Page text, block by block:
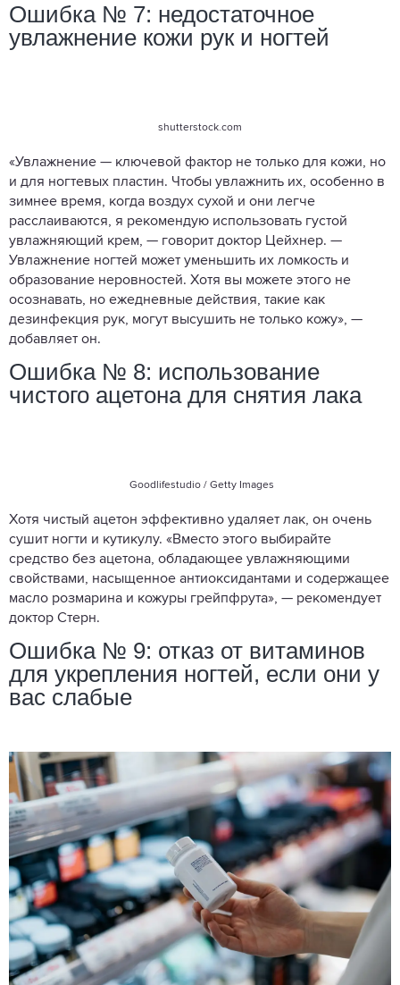
Ошибка № 7: недостаточное
увлажнение кожи рук и ногтей
shutterstock.com
«Увлажнение — ключевой фактор не только для кожи, но
и для ногтевых пластин. Чтобы увлажнить их, особенно в
зимнее время, когда воздух сухой и они легче
расслаиваются, я рекомендую использовать густой
увлажняющий крем, — говорит доктор Цейхнер. —
Увлажнение ногтей может уменьшить их ломкость и
образование неровностей. Хотя вы можете этого не
осознавать, но ежедневные действия, такие как
дезинфекция рук, могут высушить не только кожу», —
добавляет он.
Ошибка № 8: использование
чистого ацетона для снятия лака
Goodlifestudio / Getty Images
Хотя чистый ацетон эффективно удаляет лак, он очень
сушит ногти и кутикулу. «Вместо этого выбирайте
средство без ацетона, обладающее увлажняющими
свойствами, насыщенное антиоксидантами и содержащее
масло розмарина и кожуры грейпфрута», — рекомендует
доктор Стерн.
Ошибка № 9: отказ от витаминов
для укрепления ногтей, если они у
вас слабые